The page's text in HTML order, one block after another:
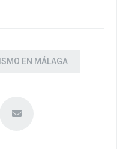
EN MÁLAGA